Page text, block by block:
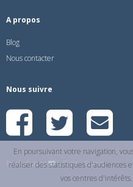
En poursuivant votre navigation,
réaliser des statistiques d'audiences
vos centres d'intérêts.
A propos
Blog
Nous contacter
Nous suivre
Réalisé avec à Paris - France